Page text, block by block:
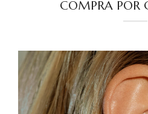
COMPRA POR